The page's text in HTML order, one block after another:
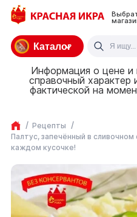
Каталог
Информация о цене и
справочный характер
фактической на
Рецепты
Палтус, запечённый в
каждом кусочке!